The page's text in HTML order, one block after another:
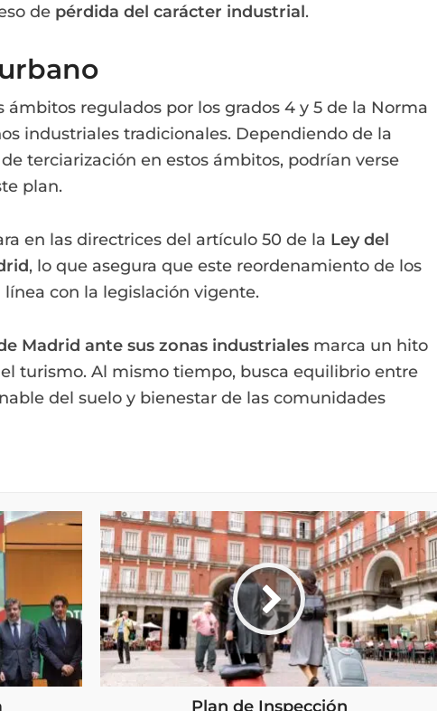
de pérdida del carácter industrial.
regulados por los grados 4 y 5 de la Norma
industriales tradicionales. Dependiendo de la
terciarización en estos ámbitos, podrían verse
plan.
en las directrices del artículo 50 de la Ley del
, lo que asegura que este reordenamiento de los
con la legislación vigente.
Madrid ante sus zonas industriales marca un hito
turismo. Al mismo tiempo, busca equilibrio entre
del suelo y bienestar de las comunidades
Plan de Inspección